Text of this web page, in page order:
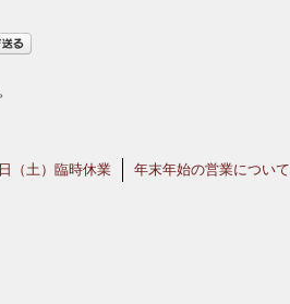
（土）臨時休業 年末年始の営業について